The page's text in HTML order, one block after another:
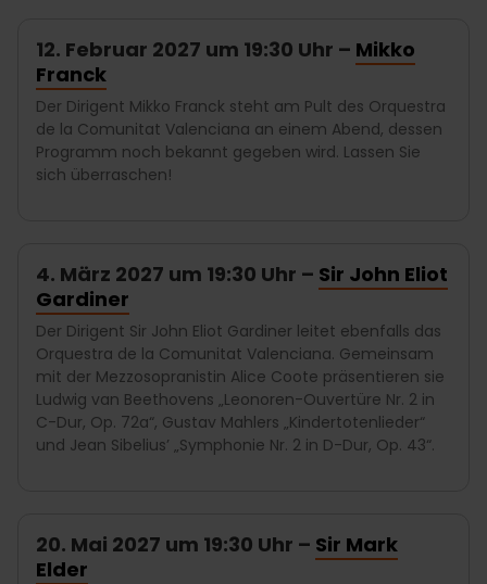
12. Februar 2027 um 19:30 Uhr – Mikko
Franck
Der Dirigent Mikko Franck steht am Pult des Orquestra
de la Comunitat Valenciana an einem Abend, dessen
Programm noch bekannt gegeben wird. Lassen Sie
sich überraschen!
4. März 2027 um 19:30 Uhr – Sir John Eliot
Gardiner
Der Dirigent Sir John Eliot Gardiner leitet ebenfalls das
Orquestra de la Comunitat Valenciana. Gemeinsam
mit der Mezzosopranistin Alice Coote präsentieren sie
Ludwig van Beethovens „Leonoren-Ouvertüre Nr. 2 in
C-Dur, Op. 72a“, Gustav Mahlers „Kindertotenlieder“
und Jean Sibelius’ „Symphonie Nr. 2 in D-Dur, Op. 43“.
20. Mai 2027 um 19:30 Uhr – Sir Mark
Elder